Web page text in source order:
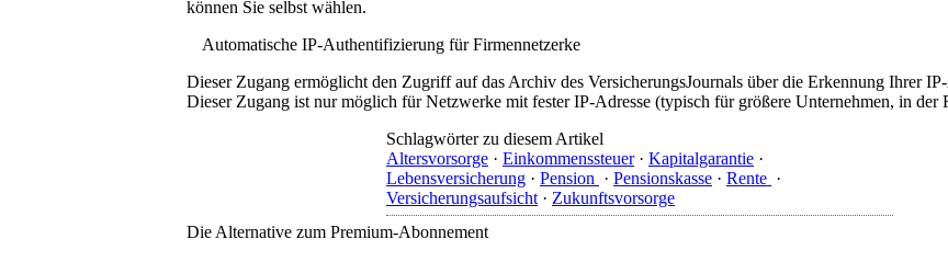
können Sie selbst wählen.
Automatische IP-Authentifizierung für Firmennetzerke
Dieser Zugang ermöglicht den Zugriff auf das Archiv des VersicherungsJournals über die Erkennung Ihrer
Dieser Zugang ist nur möglich für Netzwerke mit fester IP-Adresse (typisch für größere Unternehmen, in der
Schlagwörter zu diesem Artikel
Altersvorsorge · Einkommenssteuer· Kapitalgarantie ·
Lebensversicherung · Pension · Pensionskasse · Rente ·
Versicherungsaufsicht · Zukunftsvorsorge
Die Alternative zum Premium-Abonnement